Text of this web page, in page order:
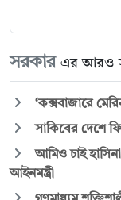
সরকার এর আরও
‘কক্সবাজারে
সাকিবের দেশে
আমিও চাই
আইনমন্ত্রী